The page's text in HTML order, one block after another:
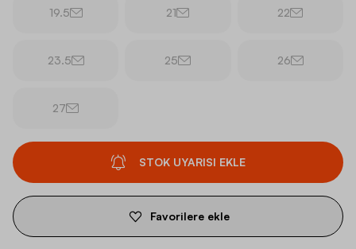
19.5 21 22
23.5 25 26
27
STOK UYARISI EKLE
Favorilere ekle